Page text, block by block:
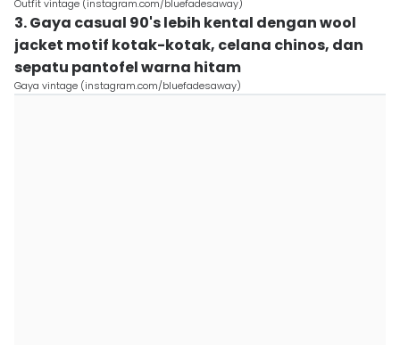
Outfit vintage (instagram.com/bluefadesaway)
3. Gaya casual 90's lebih kental dengan wool
jacket motif kotak-kotak, celana chinos, dan
sepatu pantofel warna hitam
Gaya vintage (instagram.com/bluefadesaway)